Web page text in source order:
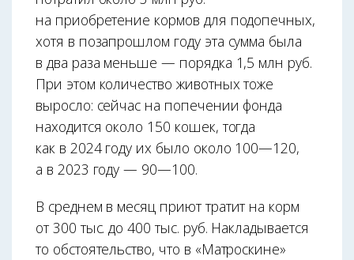
на приобретение кормов для подопечных,
хотя в позапрошлом году эта сумма была
в два раза меньше — порядка 1,5 млн руб.
При этом количество животных тоже
выросло: сейчас на попечении фонда
находится около 150 кошек, тогда
как в 2024 году их было около 100—120,
а в 2023 году — 90—100.
В среднем в месяц приют тратит на корм
от 300 тыс. до 400 тыс. руб. Накладывается
то обстоятельство, что в «Матроскине»